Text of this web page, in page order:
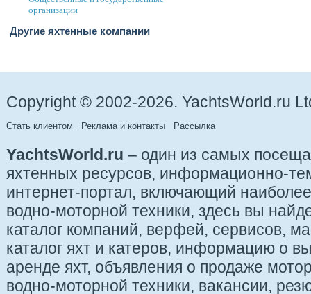
организации
Другие яхтенные компании
Copyright © 2002-2026. YachtsWorld.ru
Стать клиентом Реклама и контакты Рассылка
YachtsWorld.ru – один из самых
яхтенных ресурсов, информационно-
интернет-портал, включающий
водно-моторной техники, здесь вы
каталог компаний, верфей, сервисов,
каталог яхт и катеров, информацию о
аренде яхт, объявления о продаже
водно-моторной техники, вакансии,